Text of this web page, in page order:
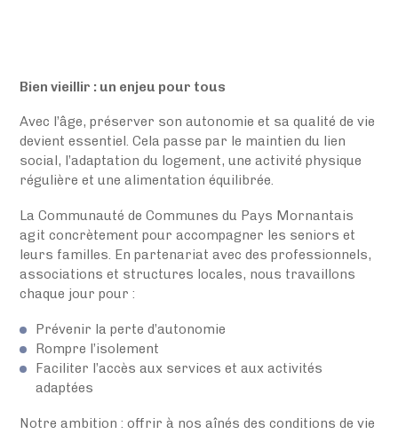
Bien vieillir : un enjeu pour tous
Avec l’âge, préserver son autonomie et sa qualité de vie
devient essentiel. Cela passe par le maintien du lien
social, l’adaptation du logement, une activité physique
régulière et une alimentation équilibrée.
La Communauté de Communes du Pays Mornantais
agit concrètement pour accompagner les seniors et
leurs familles. En partenariat avec des professionnels,
associations et structures locales, nous travaillons
chaque jour pour :
Prévenir la perte d’autonomie
Rompre l’isolement
Faciliter l’accès aux services et aux activités
adaptées
Notre ambition : offrir à nos aînés des conditions de vie